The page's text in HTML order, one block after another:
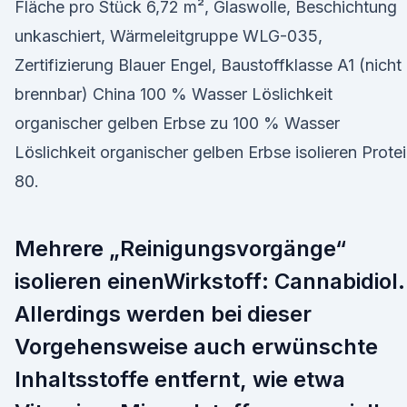
Fläche pro Stück 6,72 m², Glaswolle, Beschichtung
unkaschiert, Wärmeleitgruppe WLG-035,
Zertifizierung Blauer Engel, Baustoffklasse A1 (nicht
brennbar) China 100 % Wasser Löslichkeit
organischer gelben Erbse zu 100 % Wasser
Löslichkeit organischer gelben Erbse isolieren
80.
Mehrere „Reinigungsvorgänge“
isolieren einenWirkstoff: Cannabidiol.
Allerdings werden bei dieser
Vorgehensweise auch erwünschte
Inhaltsstoffe entfernt, wie etwa